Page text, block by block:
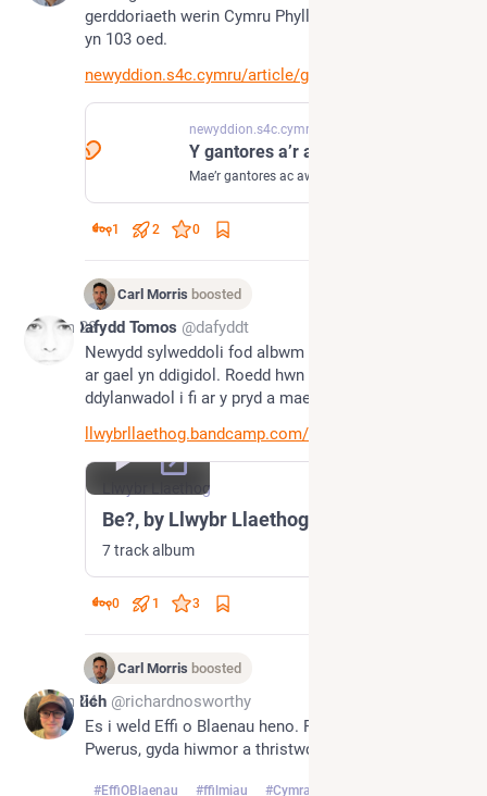
gerddoriaeth werin Cymru Phyllis Kinney wedi marw
yn 103 oed.
newyddion.s4c.cymru/article/ga
newyddion.s4c.cymru
1 2 0
Carl Morris boosted
Jun 28Dafydd Tomos @dafyddt
Newydd sylweddoli fod albwm Llwybr Llaethog 'Be?'
ar gael yn ddigidol. Roedd hwn yn hynod
ddylanwadol i fi ar y pryd a mae e dal i swnio'n wych.
llwybrllaethog.bandcamp.com/al
Llwybr Llaethog
Be?, by Llwybr Llaethog
7 track album
0 1 3
Carl Morris boosted
Jun 24
Rich @richardnosworthy
Es i weld Effi o Blaenau heno. Ffilm ardderchog.
Pwerus, gyda hiwmor a thristwch.
#EffiOBlaenau #ffilmiau #Cymraeg